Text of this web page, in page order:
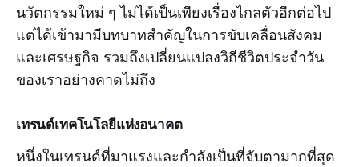
นวัตกรรมใหม่ ๆ ไม่ได้เป็นเพียงเรื่องไกลตัวอีกต่อไป
แต่ได้เข้ามามีบทบาทสำคัญในการขับเคลื่อนสังคม
และเศรษฐกิจ รวมถึงเปลี่ยนแปลงวิถีชีวิตประจำวัน
ของเราอย่างคาดไม่ถึง
เทรนด์เทคโนโลยีแห่งอนาคต
หนึ่งในเทรนด์ที่มาแรงและกำลังเป็นที่จับตามากที่สุด